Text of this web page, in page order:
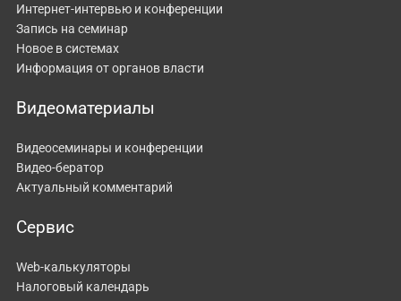
Интернет-интервью и конференции
Запись на семинар
Новое в системах
Информация от органов власти
Видеоматериалы
Видеосеминары и конференции
Видео-бератор
Актуальный комментарий
Сервис
Web-калькуляторы
Налоговый календарь